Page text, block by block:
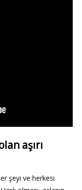
aşırı
şeyi ve herkesi